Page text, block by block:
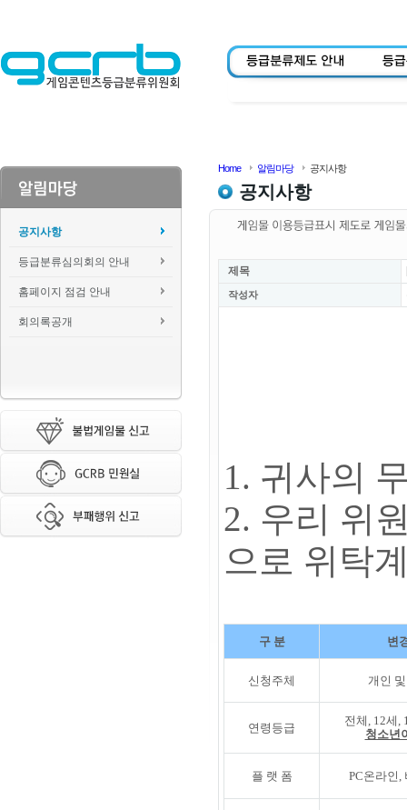
공지사항
등급분류심의회의 안내
홈페이지 점검 안내
회의록공개
Home 알림마당 공지사항
공지사항
제목
작성자
1. 귀사의
2. 우리 위
으로 위탁
구 분 변
신청주체 개인
연령등급
전체, 12세,
청소년
플 랫 폼 PC온라인,